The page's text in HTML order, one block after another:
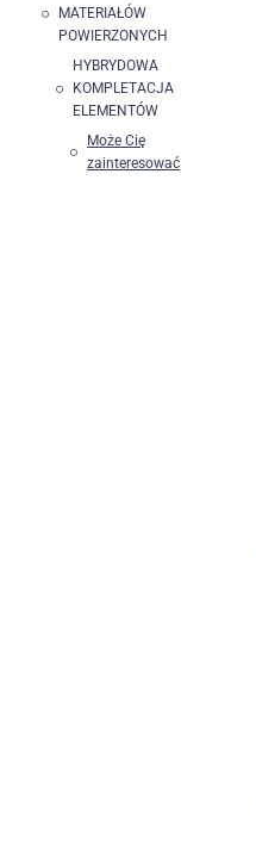
MATERIAŁÓW
POWIERZONYCH
HYBRYDOWA
KOMPLETACJA
ELEMENTÓW
Może Cię
zainteresować